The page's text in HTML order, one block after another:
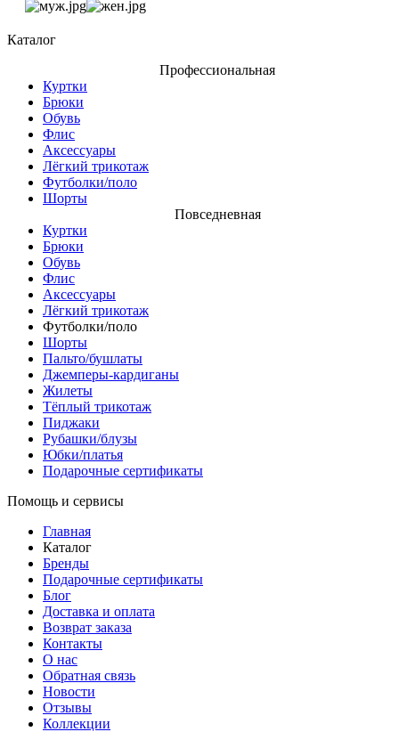
Каталог
Профессиональная
Куртки
Брюки
Обувь
Флис
Аксессуары
Лёгкий трикотаж
Футболки/поло
Шорты
Повседневная
Куртки
Брюки
Обувь
Флис
Аксессуары
Лёгкий трикотаж
Футболки/поло
Шорты
Пальто/бушлаты
Джемперы-кардиганы
Жилеты
Тёплый трикотаж
Пиджаки
Рубашки/блузы
Юбки/платья
Подарочные сертификаты
Помощь и сервисы
Главная
Каталог
Бренды
Подарочные сертификаты
Блог
Доставка и оплата
Возврат заказа
Контакты
О нас
Обратная связь
Новости
Отзывы
Коллекции